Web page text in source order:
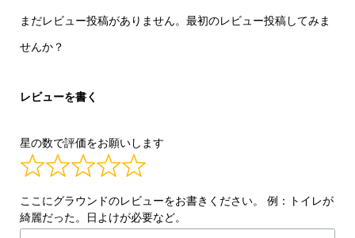
まだレビュー投稿がありません。最初のレビュー投稿してみま
せんか？
レビューを書く
星の数で評価をお願いします
ここにグラウンドのレビューをお書きください。 例：トイレが
綺麗だった。日よけが必要など。